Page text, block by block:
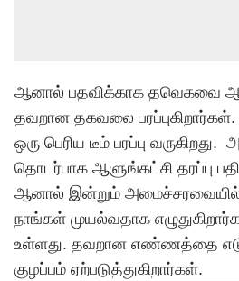
ஆனால் பதவிக்காக தவெகவை
தவறான தகவலை
ஒரு பெரிய டீம் பரப்பு
தொடர்பாக ஆளுங்கட்சி தரப்பு
ஆனால் இன்றும் அமைச்சரவையில்
நாங்கள் முயல்வதாக
உள்ளது. தவறான எண்ணத்தை
குழப்பம் ஏற்படுத்துகிறார்கள்.